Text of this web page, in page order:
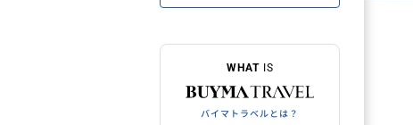
WHAT IS
バイマトラベルとは？